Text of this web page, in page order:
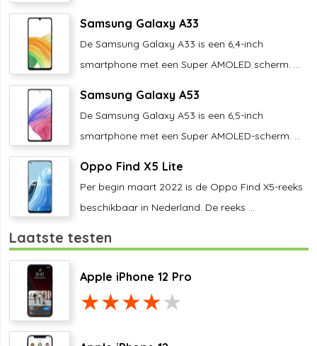
Samsung Galaxy A33
De Samsung Galaxy A33 is een 6,4-inch
smartphone met een Super AMOLED scherm. ...
Samsung Galaxy A53
De Samsung Galaxy A53 is een 6,5-inch
smartphone met een Super AMOLED-scherm. ...
Oppo Find X5 Lite
Per begin maart 2022 is de Oppo Find X5-reeks
beschikbaar in Nederland. De reeks ...
Laatste testen
Apple iPhone 12 Pro